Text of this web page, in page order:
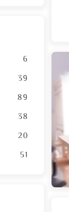
6
39
89
38
20
51